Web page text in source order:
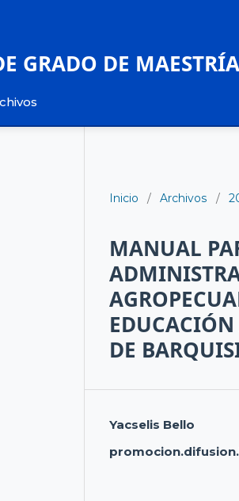
GRADO DE MAESTRÍA
Inicio / Archivos /
MANUAL
DE
Yacselis Bello